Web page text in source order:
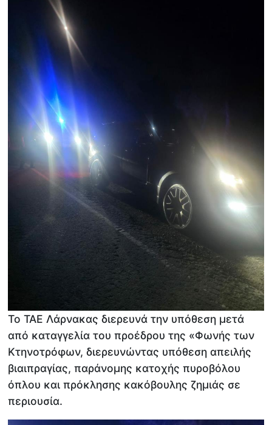
Το ΤΑΕ Λάρνακας διερευνά την υπόθεση μετά
από καταγγελία του προέδρου της «Φωνής των
Κτηνοτρόφων, διερευνώντας υπόθεση απειλής
βιαιπραγίας, παράνομης κατοχής πυροβόλου
όπλου και πρόκλησης κακόβουλης ζημιάς σε
περιουσία.